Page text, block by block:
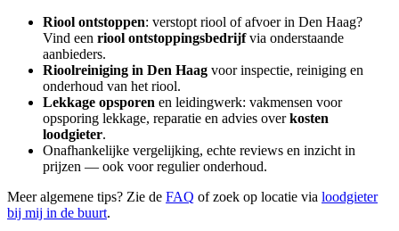
Riool ontstoppen: verstopt riool of afvoer in Den Haag?
Vind een riool ontstoppingsbedrijfvia onderstaande
aanbieders.
Rioolreiniging in Den Haag voor inspectie, reiniging en
onderhoud van het riool.
Lekkage opsporen en leidingwerk: vakmensen voor
opsporing lekkage, reparatie en advies overkosten
loodgieter.
Onafhankelijke vergelijking, echte reviews en inzicht in
prijzen — ook voor regulier onderhoud.
Meer algemene tips? Zie de FAQ of zoek op locatie via loodgieter
bij mij in de buurt.